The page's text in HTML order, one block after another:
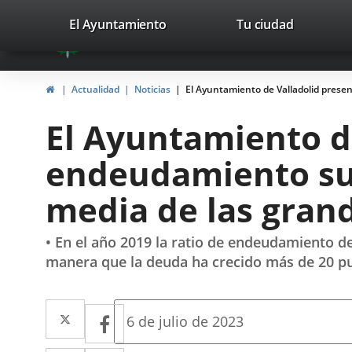
Portal
Web
del
Valladolid
avaTop
valladolid.es
El Ayuntamiento Tu ciudad
InicioActualidad Noticias El Ayuntamiento de Valladolid
El Ayuntamiento
endeudamiento
media de las
• En el año 2019 la ratio de endeudamiento
manera que la deuda ha crecido más de 20
Twitter
Enlace
a
Facebook
Enlace
a
Fecha
6 de julio de 2023